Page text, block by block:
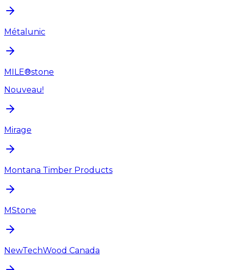
Métalunic
MILE®stone
Nouveau!
Mirage
Montana Timber Products
MStone
NewTechWood Canada